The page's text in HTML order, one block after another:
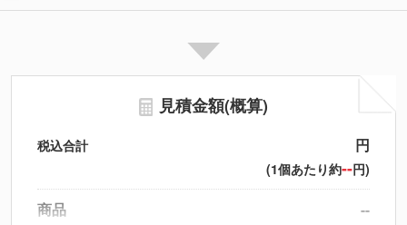
見積金額(概算)
税込合計 円
(1個あたり約--円)
商品
--